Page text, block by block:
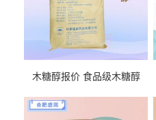
木糖醇报价 食品级木糖醇